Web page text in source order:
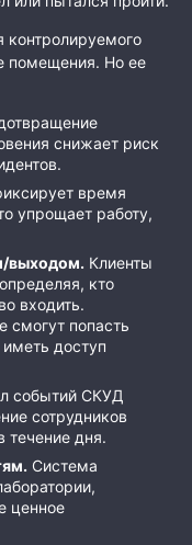
помещения. Но ее
снижает риск
время
упрощает работу,
выходом. Клиенты
кто
входить.
смогут попасть
доступ
событий СКУД
сотрудников
течение дня.
Система
ценное